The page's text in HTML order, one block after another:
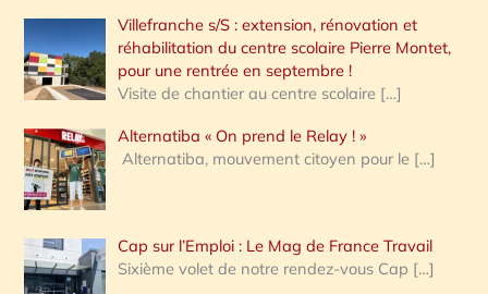
Villefranche s/S : extension, rénovation et
réhabilitation du centre scolaire Pierre Montet,
pour une rentrée en septembre !
Visite de chantier au centre scolaire […]
Alternatiba « On prend le Relay ! »
Alternatiba, mouvement citoyen pour le […]
Cap sur l’Emploi : Le Mag de France Travail
Sixième volet de notre rendez-vous Cap […]